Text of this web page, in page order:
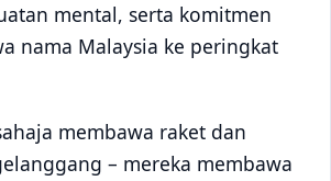
mental, serta komitmen
nama Malaysia ke peringkat
membawa raket dan
– mereka membawa